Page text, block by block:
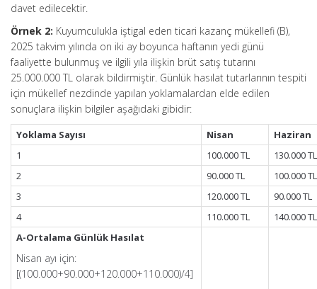
davet edilecektir.
Örnek 2: Kuyumculukla iştigal eden ticari kazanç mükellefi (B),
2025 takvim yılında on iki ay boyunca haftanın yedi günü
faaliyette bulunmuş ve ilgili yıla ilişkin brüt satış tutarını
25.000.000 TL olarak bildirmiştir. Günlük hasılat tutarlarının tespiti
için mükellef nezdinde yapılan yoklamalardan elde edilen
sonuçlara ilişkin bilgiler aşağıdaki gibidir:
Yoklama Sayısı Nisan
Haziran
1
100.000 TL
130.000 TL
2
90.000 TL
100.000 TL
3
120.000 TL
90.000 TL
4
110.000 TL
140.000 TL
A-Ortalama Günlük Hasılat
Nisan ayı için:
[(100.000+90.000+120.000+110.000)/4]